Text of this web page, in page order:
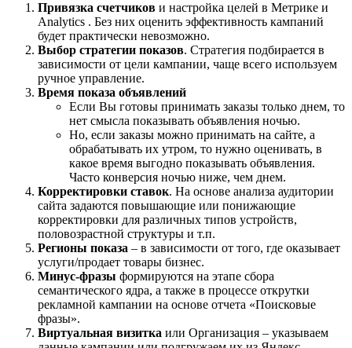
Привязка счетчиков и настройка целей в Метрике и
Analytics . Без них оценить эффективность кампаний
будет практически невозможно.
Выбор стратегии показов. Стратегия подбирается в
зависимости от цели кампании, чаще всего используем
ручное управление.
Время показа объявлений
Если Вы готовы принимать заказы только днем, то
нет смысла показывать объявления ночью.
Но, если заказы можно принимать на сайте, а
обрабатывать их утром, то нужно оценивать, в
какое время выгодно показывать объявления.
Часто конверсия ночью ниже, чем днем.
Корректировки ставок. На основе анализа аудитории
сайта задаются повышающие или понижающие
корректировки для различных типов устройств,
половозрастной структуры и т.п.
Регионы показа – в зависимости от того, где оказывает
услуги/продает товары бизнес.
Минус-фразы формируются на этапе сбора
семантического ядра, а также в процессе открутки
рекламной кампании на основе отчета «Поисковые
фразы».
Виртуальная визитка или Организация – указываем